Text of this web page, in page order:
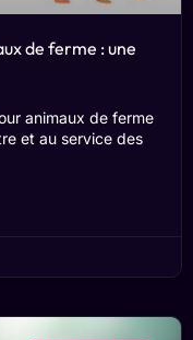
de ferme : une
animaux de ferme
et au service des